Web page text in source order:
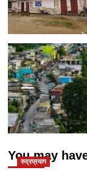
You may
रुद्रप्रयाग